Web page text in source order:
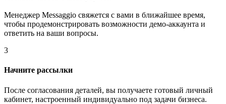
Менеджер Messaggio свяжется с вами в ближайшее время,
чтобы продемонстрировать возможности демо-аккаунта и
ответить на ваши вопросы.
3
Начните рассылки
После согласования деталей, вы получаете готовый личный
кабинет, настроенный индивидуально под задачи бизнеса.